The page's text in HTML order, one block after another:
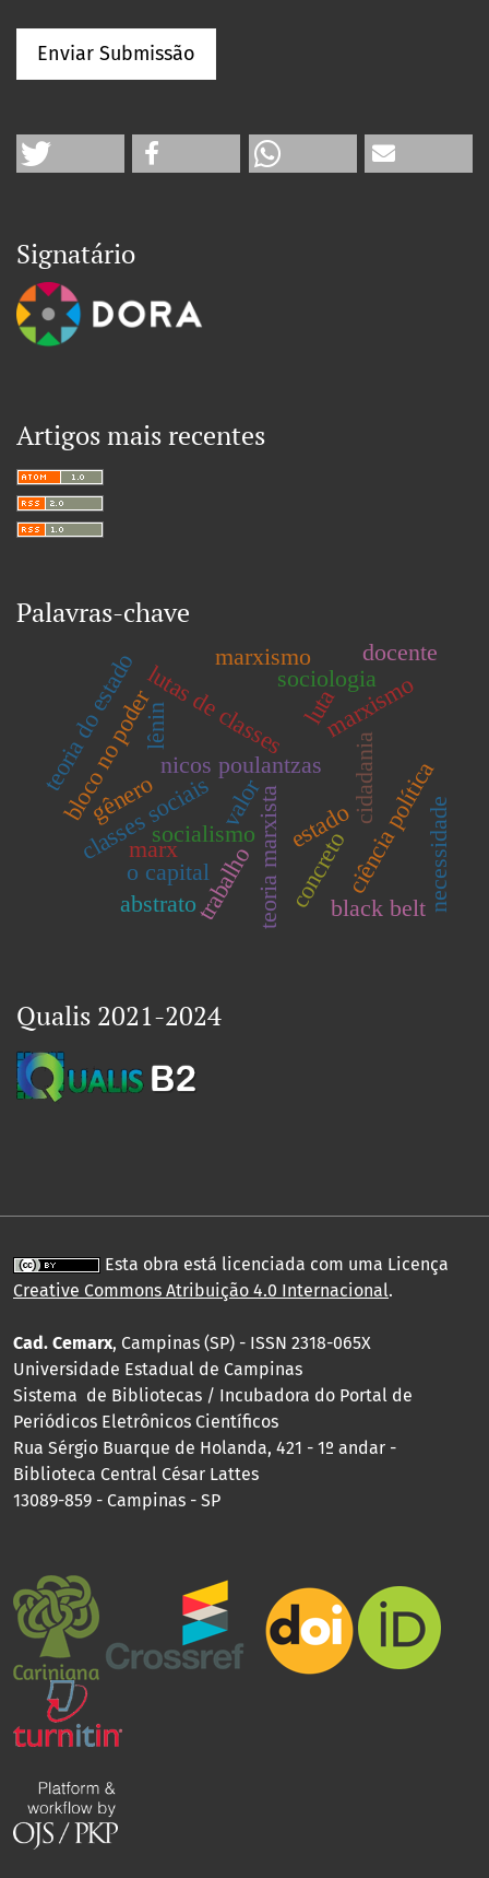
Enviar Submissão
Signatário
Artigos mais recentes
Palavras-chave
teoria marxista
nicos poulantzas
estado
classes sociais
lutas de classes
bloco no poder marxismo
marxismo
socialismo
luta
cidadania
gênero
marx trabalho ciência política
teoria do estado sociologia
black belt
lênin
o capital concreto
abstrato
docente
necessidade
valor
Qualis 2021-2024
Esta obra está licenciada com uma Licença
Creative Commons Atribuição 4.0 Internacional.
Cad. Cemarx, Campinas (SP) - ISSN 2318-065X
Universidade Estadual de Campinas
Sistema de Bibliotecas / Incubadora do Portal de
Periódicos Eletrônicos Científicos
Rua Sérgio Buarque de Holanda, 421 - 1º andar -
Biblioteca Central César Lattes
13089-859 - Campinas - SP